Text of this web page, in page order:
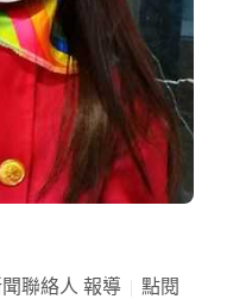
聯絡人 報導
點閱